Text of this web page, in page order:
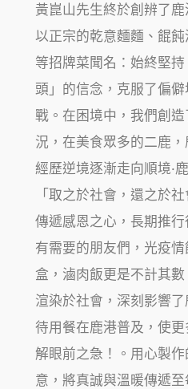
黃崑山先生終於創辨了鹿
以正宗的乾意麵麵、餛
等招牌菜聞名：始終堅
頭」的信念，克服了偏
戰。在困境中，我們創
況，在美食眾多的二鹿，
經歷逆境逐漸走向順境·
「取之於社會，還之於
傳遞感恩之心，長期推
有需要的朋友們，光疫
盒，滷肉飯更是不計其
渲染於社會，深刻影響
待用餐在鹿港普及，使更
解眼前之急！。用心製
意，將真誠與溫暖傳遞至